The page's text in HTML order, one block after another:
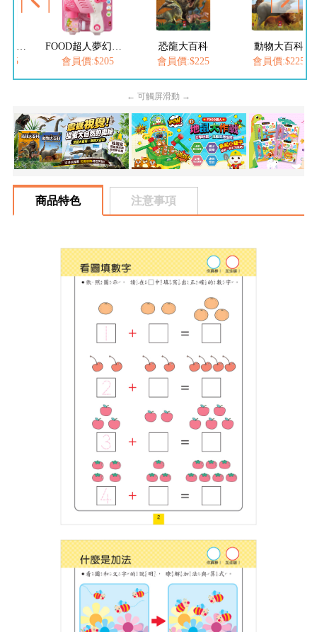
會員價:$205
恐龍大百科
會員價:$225
動物大百科
會員價:$225
← 可觸屏滑動 →
商品特色 注意事項